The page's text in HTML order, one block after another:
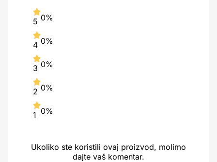
5 0%
4 0%
3 0%
2 0%
1 0%
Ukoliko ste koristili ovaj proizvod, molimo
dajte vaš komentar.